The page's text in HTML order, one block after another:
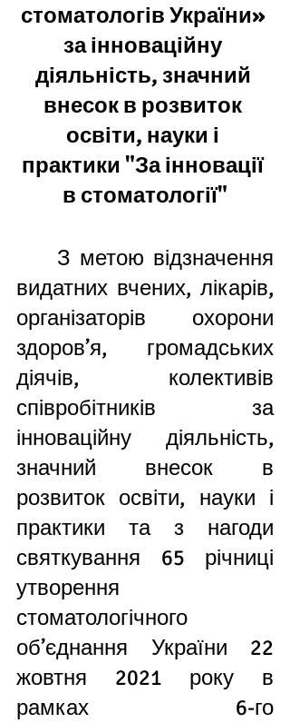
стоматологів України»
за інноваційну
діяльність, значний
внесок в розвиток
освіти, науки і
практики "За інновації
в стоматології"
	З метою
відзначення
видатних вчених, лікарів,
організаторів охорони
здоров’я, громадських
діячів, колективів
співробітників за
інноваційну діяльність,
значний внесок в
розвиток освіти, науки і
практики та з нагоди
святкування 65 річниці
утворення
стоматологічного
об’єднання України 22
жовтня 2021 року в
рамках 6-го